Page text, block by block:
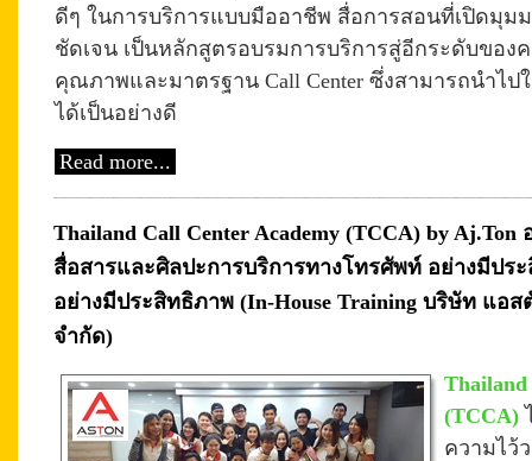
ดีๆ ในการบริการแบบมืออาชีพ สื่อการสอนที่เปิดมุมม
ชัดเจน เป็นหลักสูตรอบรมการบริการสู่อีกระดับของ
คุณภาพและมาตรฐาน Call Center ซึ่งสามารถนำไ
ได้เป็นอย่างดี
Read more...
Thailand Call Center Academy (TCCA) by
สื่อสารและศิลปะการบริการทางโทรศัพท์ อย่างมีปร
อย่างมีประสิทธิภาพ (In-House Training บริษัท แอ
จำกัด)
Thailand
(TCCA)
ความไว้